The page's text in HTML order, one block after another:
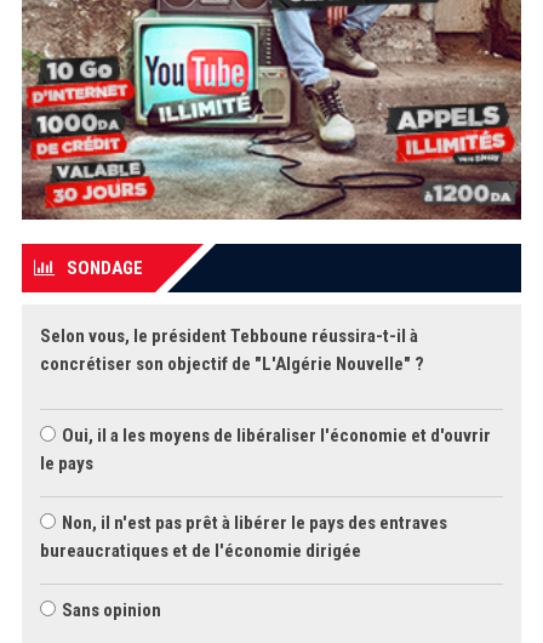
SONDAGE
Selon vous, le président Tebboune réussira-t-il à
concrétiser son objectif de "L'Algérie Nouvelle" ?
Oui, il a les moyens de libéraliser l'économie et d'ouvrir
le pays
Non, il n'est pas prêt à libérer le pays des entraves
bureaucratiques et de l'économie dirigée
Sans opinion